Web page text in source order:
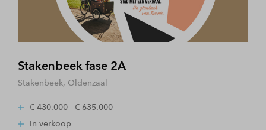
Stakenbeek fase 2A
Stakenbeek, Oldenzaal
€ 430.000 - € 635.000
In verkoop